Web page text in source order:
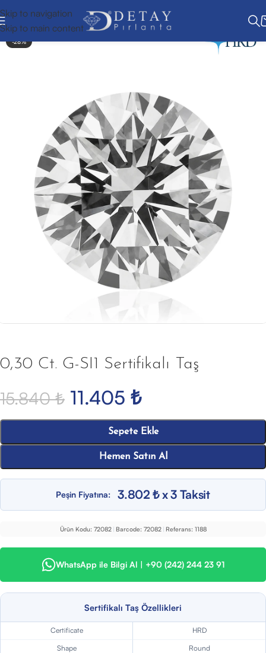
Skip to navigation
Skip to main content
-28%
0,30 Ct. G-SI1 Sertifikalı Taş
15.840₺ 11.405 ₺
Sepete Ekle
Hemen Satın Al
Peşin Fiyatına: 3.802 ₺ x 3 Taksit
Ürün Kodu: 72082 | Barcode: 72082 | Referans: 1188
WhatsApp ile Bilgi Al | +90 (242) 244 23 91
Sertifikalı Taş Özellikleri
Certificate
HRD
Shape
Round